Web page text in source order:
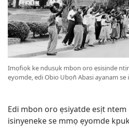
Imọfiọk ke ndusụk mbon oro ẹsisịnde
ẹyomde, edi Obio Ubọn̄ Abasi ayanam
Edi mbon oro ẹsiyatde esịt
isinyeneke se mmọ ẹyomde